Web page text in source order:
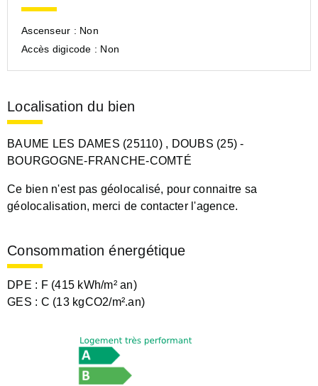
Ascenseur : Non
Accès digicode : Non
Localisation du bien
BAUME LES DAMES (25110) , DOUBS (25) -
BOURGOGNE-FRANCHE-COMTÉ
Ce bien n'est pas géolocalisé, pour connaitre sa
géolocalisation, merci de contacter l'agence.
Consommation énergétique
DPE : F (415 kWh/m² an)
GES : C (13 kgCO2/m².an)